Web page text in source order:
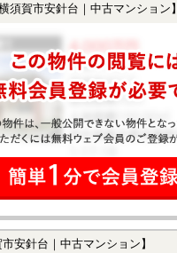
横須賀市安針台｜中古マンション】
市安針台｜中古マンション】